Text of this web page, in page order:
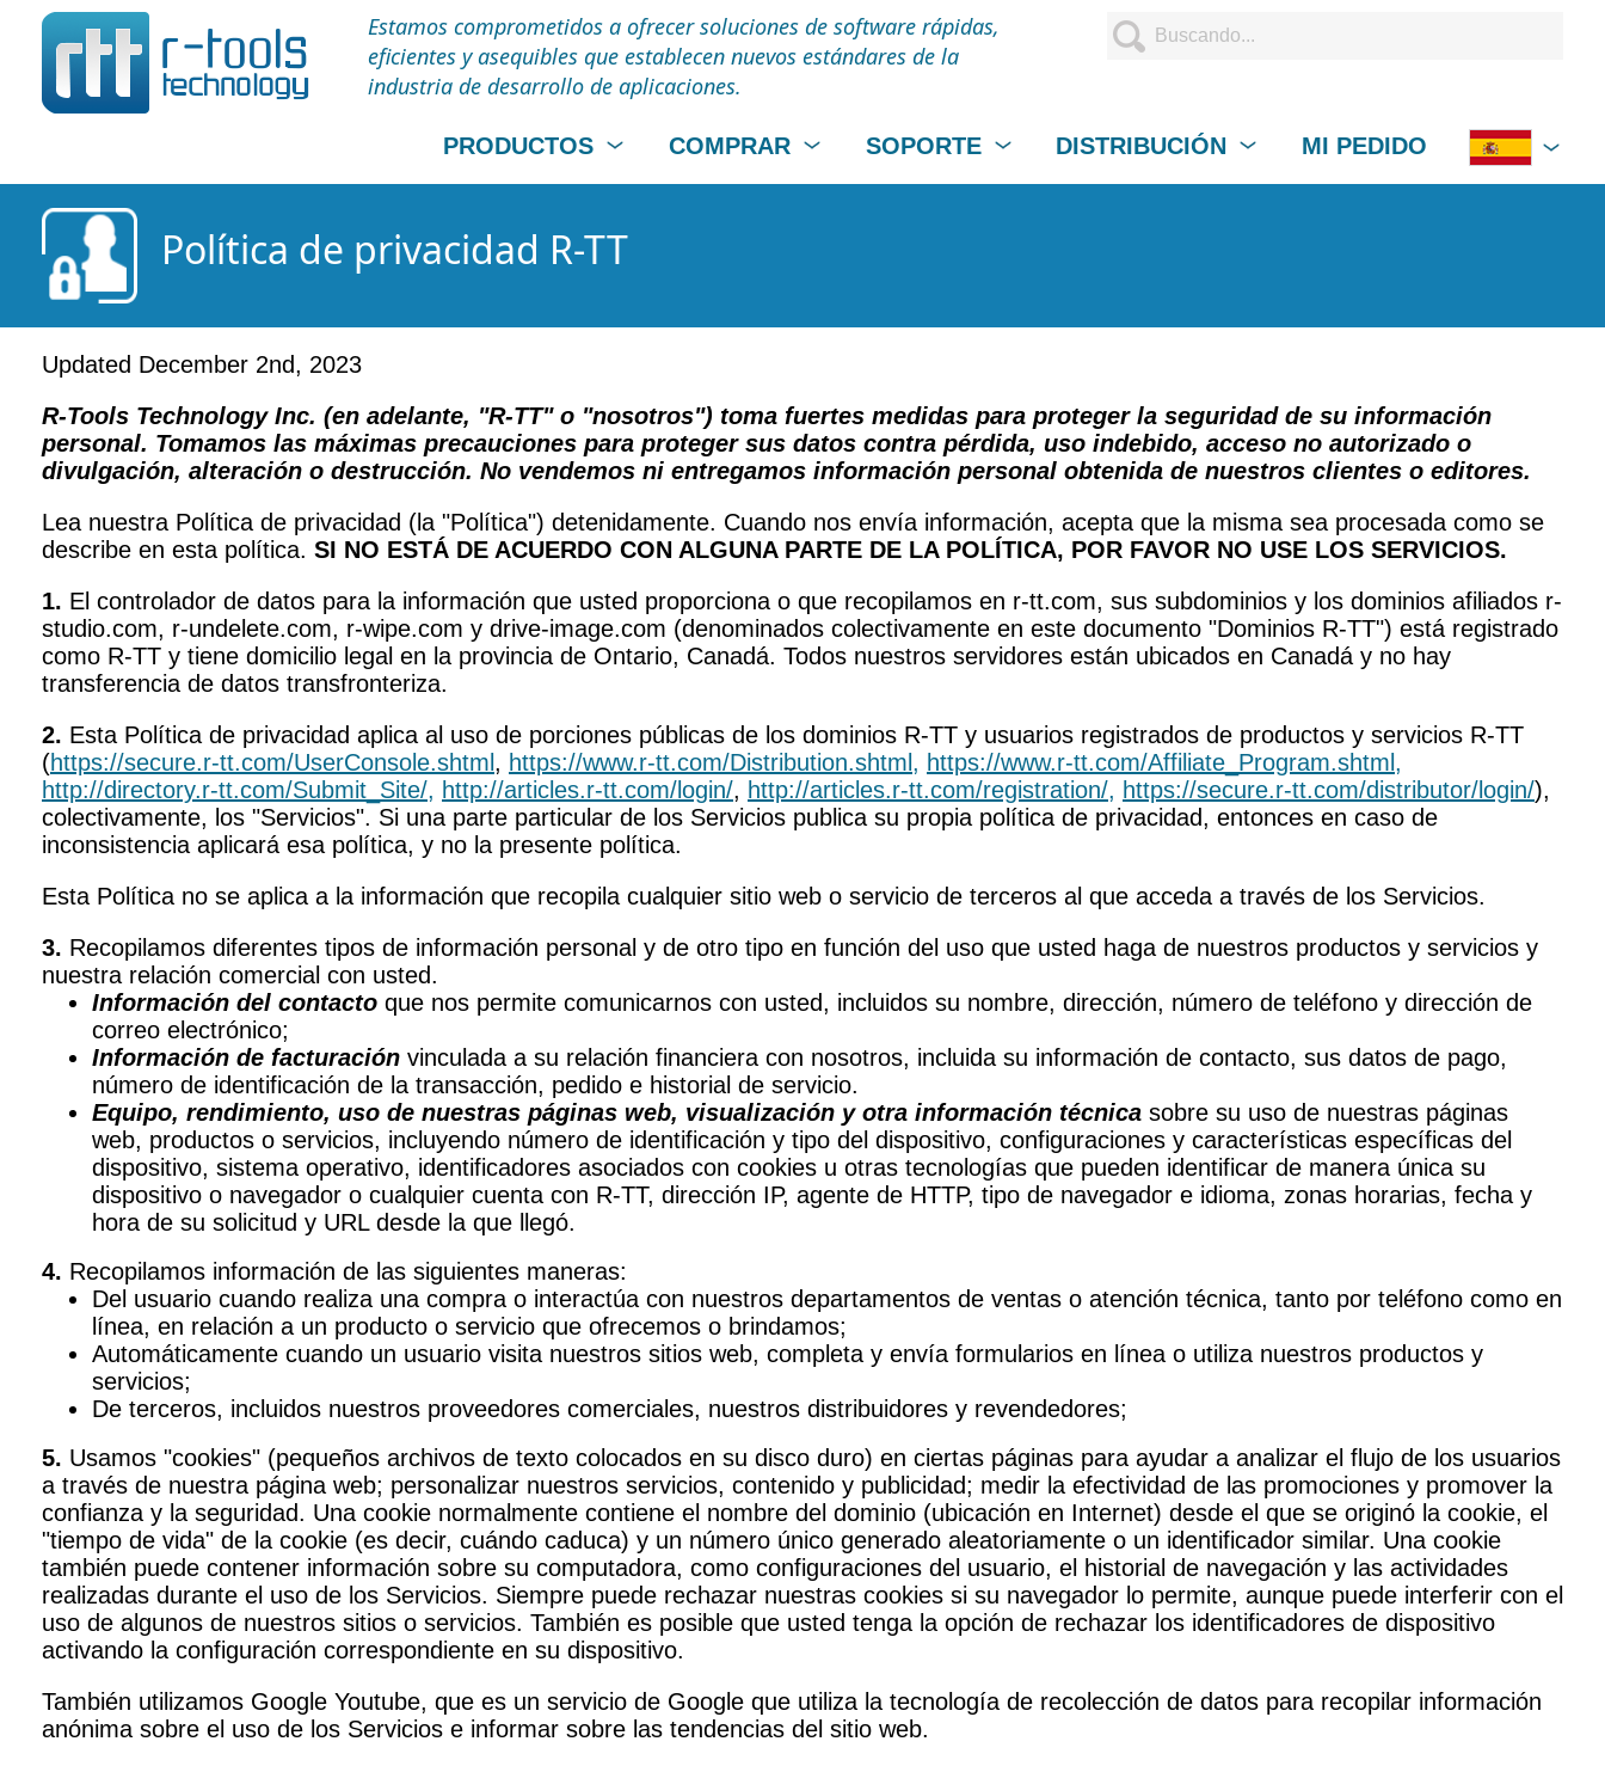
Estamos comprometidos a ofrecer soluciones de software rápidas,
eficientes y asequibles que establecen nuevos estándares de la
industria de desarrollo de aplicaciones.
PRODUCTOS COMPRAR SOPORTE DISTRIBUCIÓN MI PEDIDO
Política de privacidad R-TT
Updated December 2nd, 2023
R-Tools Technology Inc. (en adelante, "R-TT" o "nosotros") toma fuertes medidas para proteger la seguridad de su información
personal. Tomamos las máximas precauciones para proteger sus datos contra pérdida, uso indebido, acceso no autorizado o
divulgación, alteración o destrucción. No vendemos ni entregamos información personal obtenida de nuestros clientes o editores.
Lea nuestra Política de privacidad (la "Política") detenidamente. Cuando nos envía información, acepta que la misma sea procesada como se
describe en esta política. SI NO ESTÁ DE ACUERDO CON ALGUNA PARTE DE LA POLÍTICA, POR FAVOR NO USE LOS SERVICIOS.
1. El controlador de datos para la información que usted proporciona o que recopilamos en r-tt.com, sus subdominios y los dominios afiliados r-
studio.com, r-undelete.com, r-wipe.com y drive-image.com (denominados colectivamente en este documento "Dominios R-TT") está registrado
como R-TT y tiene domicilio legal en la provincia de Ontario, Canadá. Todos nuestros servidores están ubicados en Canadá y no hay
transferencia de datos transfronteriza.
2. Esta Política de privacidad aplica al uso de porciones públicas de los dominios R-TT y usuarios registrados de productos y servicios R-TT
(https://secure.r-tt.com/UserConsole.shtml , https://www.r-tt.com/Distribution.shtml, https://www.r-tt.com/Affiliate_Program.shtml,
http://directory.r-tt.com/Submit_Site/, http://articles.r-tt.com/login/, http://articles.r-tt.com/registration/, https://secure.r-tt.com/distributor/login/),
colectivamente, los "Servicios". Si una parte particular de los Servicios publica su propia política de privacidad, entonces en caso de
inconsistencia aplicará esa política, y no la presente política.
Esta Política no se aplica a la información que recopila cualquier sitio web o servicio de terceros al que acceda a través de los Servicios.
3. Recopilamos diferentes tipos de información personal y de otro tipo en función del uso que usted haga de nuestros productos y servicios y
nuestra relación comercial con usted.
Información del contacto que nos permite comunicarnos con usted, incluidos su nombre, dirección, número de teléfono y dirección de
correo electrónico;
Información de facturación vinculada a su relación financiera con nosotros, incluida su información de contacto, sus datos de pago,
número de identificación de la transacción, pedido e historial de servicio.
Equipo, rendimiento, uso de nuestras páginas web, visualización y otra información técnica sobre su uso de nuestras páginas
web, productos o servicios, incluyendo número de identificación y tipo del dispositivo, configuraciones y características específicas del
dispositivo, sistema operativo, identificadores asociados con cookies u otras tecnologías que pueden identificar de manera única su
dispositivo o navegador o cualquier cuenta con R-TT, dirección IP, agente de HTTP, tipo de navegador e idioma, zonas horarias, fecha y
hora de su solicitud y URL desde la que llegó.
4. Recopilamos información de las siguientes maneras:
Del usuario cuando realiza una compra o interactúa con nuestros departamentos de ventas o atención técnica, tanto por teléfono como en
línea, en relación a un producto o servicio que ofrecemos o brindamos;
Automáticamente cuando un usuario visita nuestros sitios web, completa y envía formularios en línea o utiliza nuestros productos y
servicios;
De terceros, incluidos nuestros proveedores comerciales, nuestros distribuidores y revendedores;
5. Usamos "cookies" (pequeños archivos de texto colocados en su disco duro) en ciertas páginas para ayudar a analizar el flujo de los usuarios
a través de nuestra página web; personalizar nuestros servicios, contenido y publicidad; medir la efectividad de las promociones y promover la
confianza y la seguridad. Una cookie normalmente contiene el nombre del dominio (ubicación en Internet) desde el que se originó la cookie, el
"tiempo de vida" de la cookie (es decir, cuándo caduca) y un número único generado aleatoriamente o un identificador similar. Una cookie
también puede contener información sobre su computadora, como configuraciones del usuario, el historial de navegación y las actividades
realizadas durante el uso de los Servicios. Siempre puede rechazar nuestras cookies si su navegador lo permite, aunque puede interferir con el
uso de algunos de nuestros sitios o servicios. También es posible que usted tenga la opción de rechazar los identificadores de dispositivo
activando la configuración correspondiente en su dispositivo.
También utilizamos Google Youtube, que es un servicio de Google que utiliza la tecnología de recolección de datos para recopilar información
anónima sobre el uso de los Servicios e informar sobre las tendencias del sitio web.